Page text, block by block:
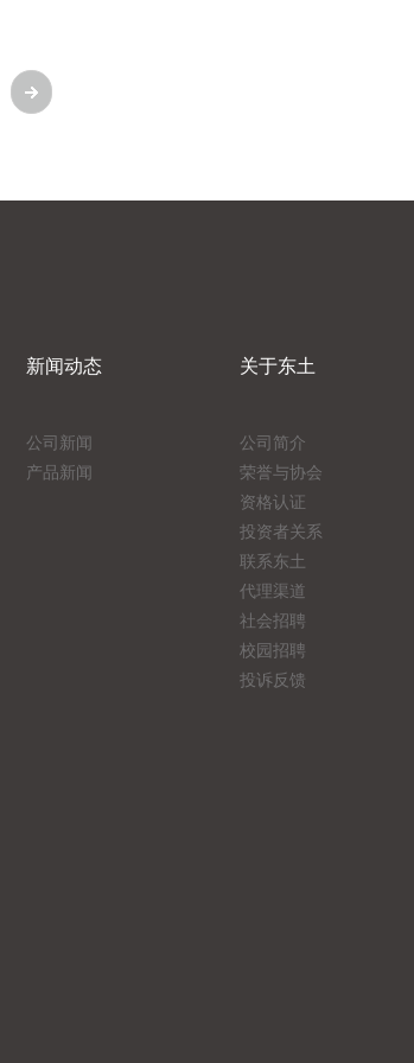
新闻动态
公司新闻
产品新闻
关于东土
公司简介
荣誉与协会
资格认证
投资者关系
联系东土
代理渠道
社会招聘
校园招聘
投诉反馈